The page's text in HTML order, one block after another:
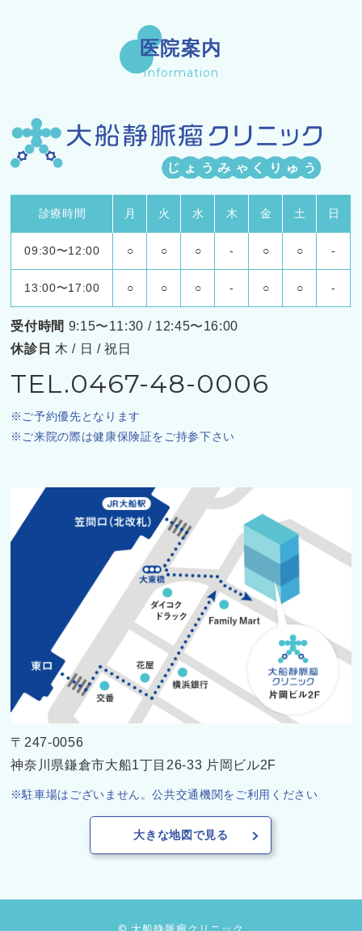
医院案内
Information
診療時間 月 火 水 木 金 土 日
09:30〜12:00 ○ ○ ○ - ○ ○ -
13:00〜17:00 ○ ○ ○ - ○ ○ -
受付時間 9:15〜11:30 / 12:45〜16:00
休診日 木 / 日 / 祝日
TEL.0467-48-0006
ご予約優先となります
ご来院の際は健康保険証をご持参下さい
〒247-0056
神奈川県鎌倉市大船1丁目26-33 片岡ビル2F
駐車場はございません。公共交通機関をご利用ください
大きな地図で見る